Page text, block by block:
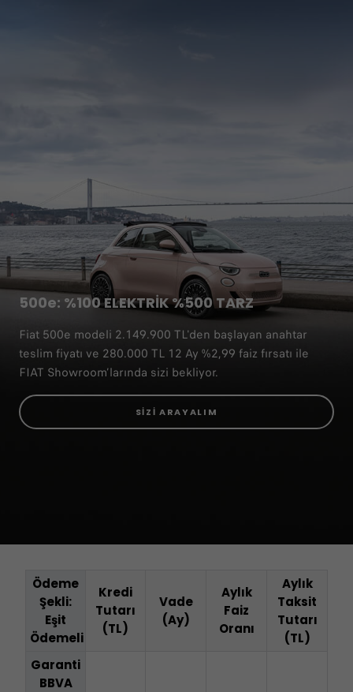
500e: %100 ELEKTRİK %500 TARZ
Fiat 500e modeli 2.149.900 TL'den başlayan anahtar
teslim fiyatı ve 280.000 TL 12 Ay %2,99 faiz fırsatı ile
FIAT Showroom’larında sizi bekliyor.
SİZİ ARAYALIM
Ödeme
Şekli:
Eşit
Ödemeli
Kredi
Tutarı
(TL)
Vade
(Ay)
Aylık
Faiz
Oranı
Aylık
Taksit
Tutarı
(TL)
Garanti
BBVA